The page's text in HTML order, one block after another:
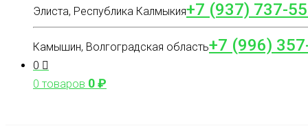
Элиста, Республика Калмыкия+7 (937) 737-
Камышин, Волгоградская область+7 (996)
0
0 товаров 0₽